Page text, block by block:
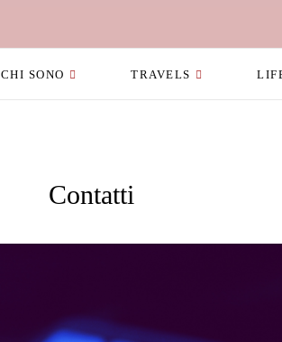
CHI SONO TRAVELS
Contatti